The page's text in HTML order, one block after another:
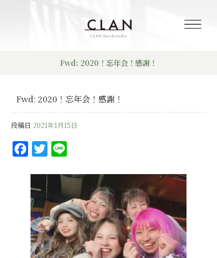
Fwd: 2020！忘年会！感謝！
Fwd: 2020！忘年会！感謝！
投稿日 2021年1月15日
F
a
c
e
b
o
o
T
w
it
te
r
e